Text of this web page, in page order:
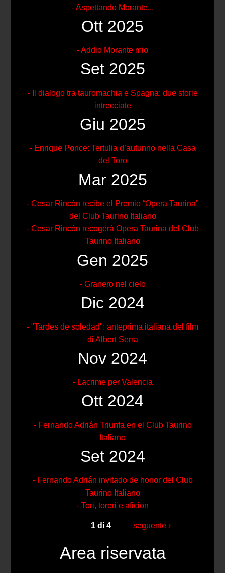
- Aspettando Morante...
Ott 2025
- Addio Morante mio
Set 2025
- Il dialogo tra tauromachia e Spagna: due storie
intrecciate
Giu 2025
- Enrique Ponce: Tertulia d’autunno nella Casa
del Toro
Mar 2025
- Cesar Rincón recibe el Premio “Opera Taurina”
del Club Taurino Italiano
- Cesar Rincòn recogerà Opera Taurina del Club
Taurino Italiano
Gen 2025
- Granero nel cielo
Dic 2024
- "Tardes de soledad": anteprima italiana del film
di Albert Serra
Nov 2024
- Lacrime per Valencia
Ott 2024
- Fernando Adrián Triunfa en el Club Taurino
Italiano
Set 2024
- Fernando Adrián invitado de honor del Club
Taurino Italiano
- Tori, toreri e aficion
1 di 4 seguente ›
Area riservata